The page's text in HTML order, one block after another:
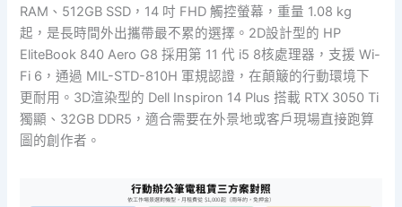
RAM、512GB SSD，14 吋 FHD 觸控螢幕，重量 1.08 kg
起，是長時間外出攜帶最不累的選擇。2D設計型的 HP
EliteBook 840 Aero G8 採用第 11 代 i5 8核處理器，支援 Wi-
Fi 6，通過 MIL-STD-810H 軍規認證，在顛簸的行動環境下
更耐用。3D渲染型的 Dell Inspiron 14 Plus 搭載 RTX 3050 Ti
獨顯、32GB DDR5，適合需要在外景地或客戶現場直接跑算
圖的創作者。
行動辦公筆電租賃三方案對照
依工作場景選對機型，月租費從 $1,000 起（兩年約，免押金）